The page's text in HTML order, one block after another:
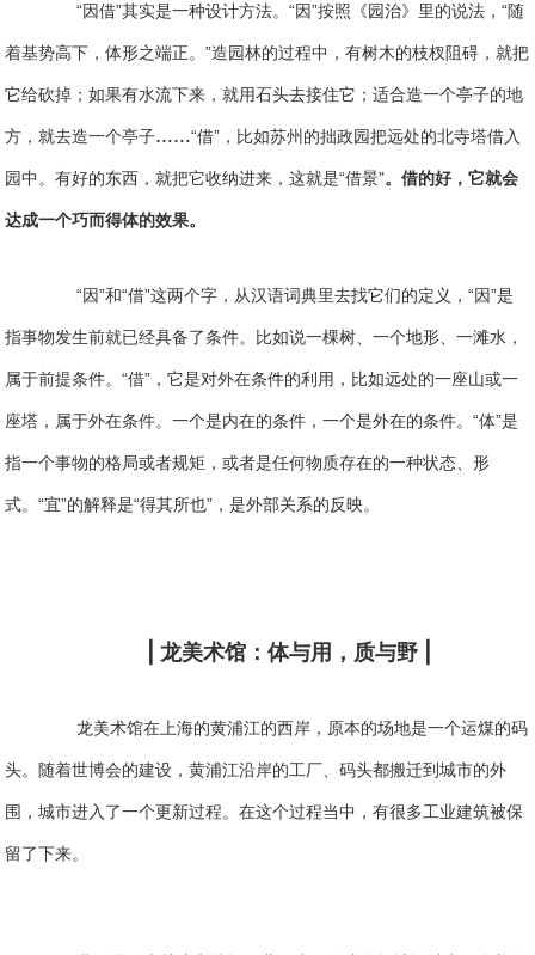
“因借”其实是一种设计方法。“因”按照《园治》里的说法，“随
着基势高下，体形之端正。”造园林的过程中，有树木的枝杈阻碍，就把
它给砍掉；如果有水流下来，就用石头去接住它；适合造一个亭子的地
方，就去造一个亭子……“借”，比如苏州的拙政园把远处的北寺塔借入
园中。有好的东西，就把它收纳进来，这就是“借景”。借的好，它就会
达成一个巧而得体的效果。
“因”和“借”这两个字，从汉语词典里去找它们的定义，“因”是
指事物发生前就已经具备了条件。比如说一棵树、一个地形、一滩水，
属于前提条件。“借”，它是对外在条件的利用，比如远处的一座山或一
座塔，属于外在条件。一个是内在的条件，一个是外在的条件。“体”是
指一个事物的格局或者规矩，或者是任何物质存在的一种状态、形
式。“宜”的解释是“得其所也”，是外部关系的反映。
龙美术馆：体与用，质与野
龙美术馆在上海的黄浦江的西岸，原本的场地是一个运煤的码
头。 随着世博会的建设，黄浦江沿岸的工厂、码头都搬迁到城市的外
围，城市进入了一个更新过程。在这个过程当中，有很多工业建筑被保
留了下来。